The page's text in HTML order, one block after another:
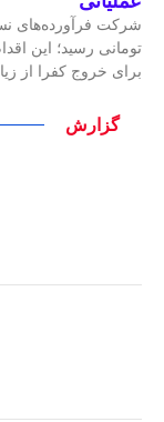
تومانی رسید؛ این
برای خروج کفرا از
گزارش